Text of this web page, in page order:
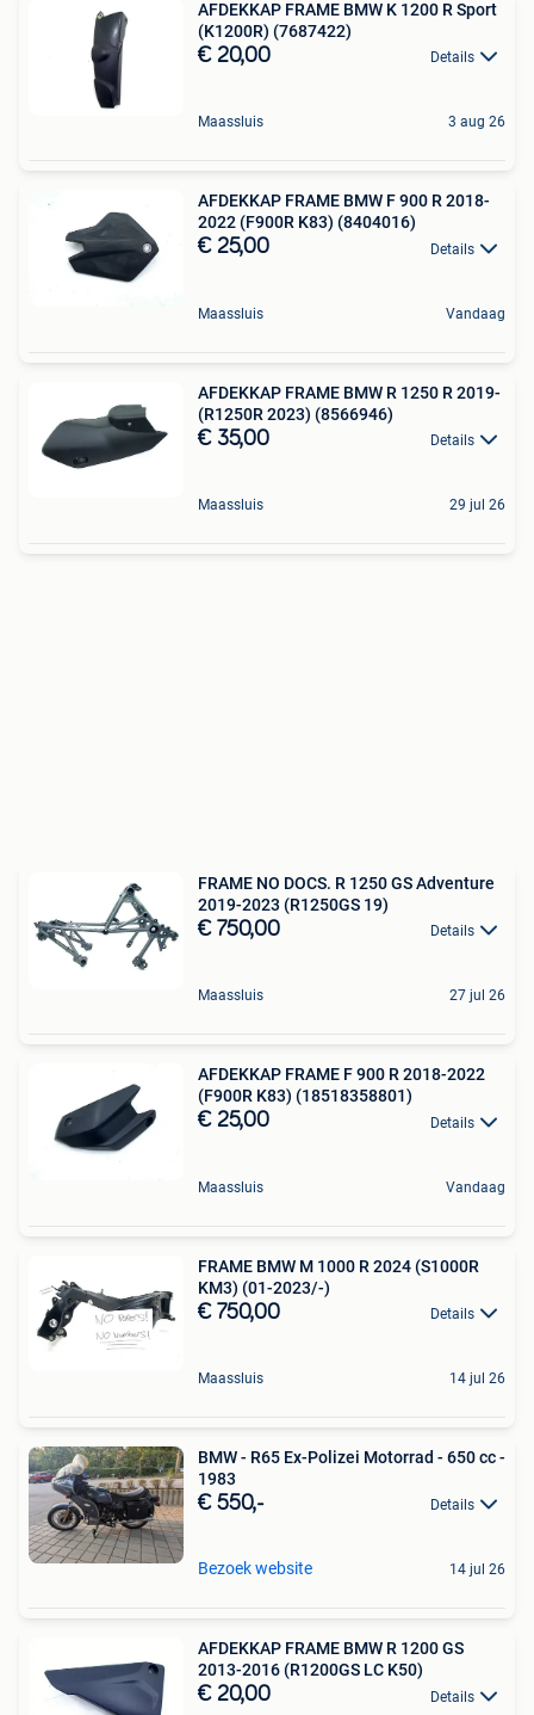
AFDEKKAP FRAME BMW K 1200 R Sport
(K1200R) (7687422)
€ 20,00 Details
Maassluis 3 aug 26
AFDEKKAP FRAME BMW F 900 R 2018-
2022 (F900R K83) (8404016)
€ 25,00 Details
Maassluis Vandaag
AFDEKKAP FRAME BMW R 1250 R 2019-
(R1250R 2023) (8566946)
€ 35,00 Details
Maassluis 29 jul 26
FRAME NO DOCS. R 1250 GS Adventure
2019-2023 (R1250GS 19)
€ 750,00 Details
Maassluis 27 jul 26
AFDEKKAP FRAME F 900 R 2018-2022
(F900R K83) (18518358801)
€ 25,00 Details
Maassluis Vandaag
FRAME BMW M 1000 R 2024 (S1000R
KM3) (01-2023/-)
€ 750,00 Details
Maassluis 14 jul 26
BMW - R65 Ex-Polizei Motorrad - 650 cc -
1983
€ 550,- Details
Bezoek website 14 jul 26
AFDEKKAP FRAME BMW R 1200 GS
2013-2016 (R1200GS LC K50)
€ 20,00 Details